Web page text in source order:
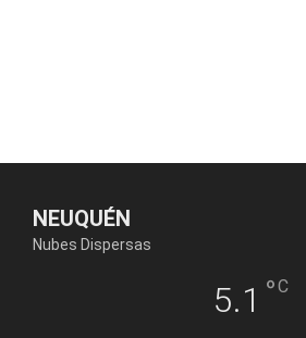
NEUQUÉN
Nubes Dispersas
5.1 °C